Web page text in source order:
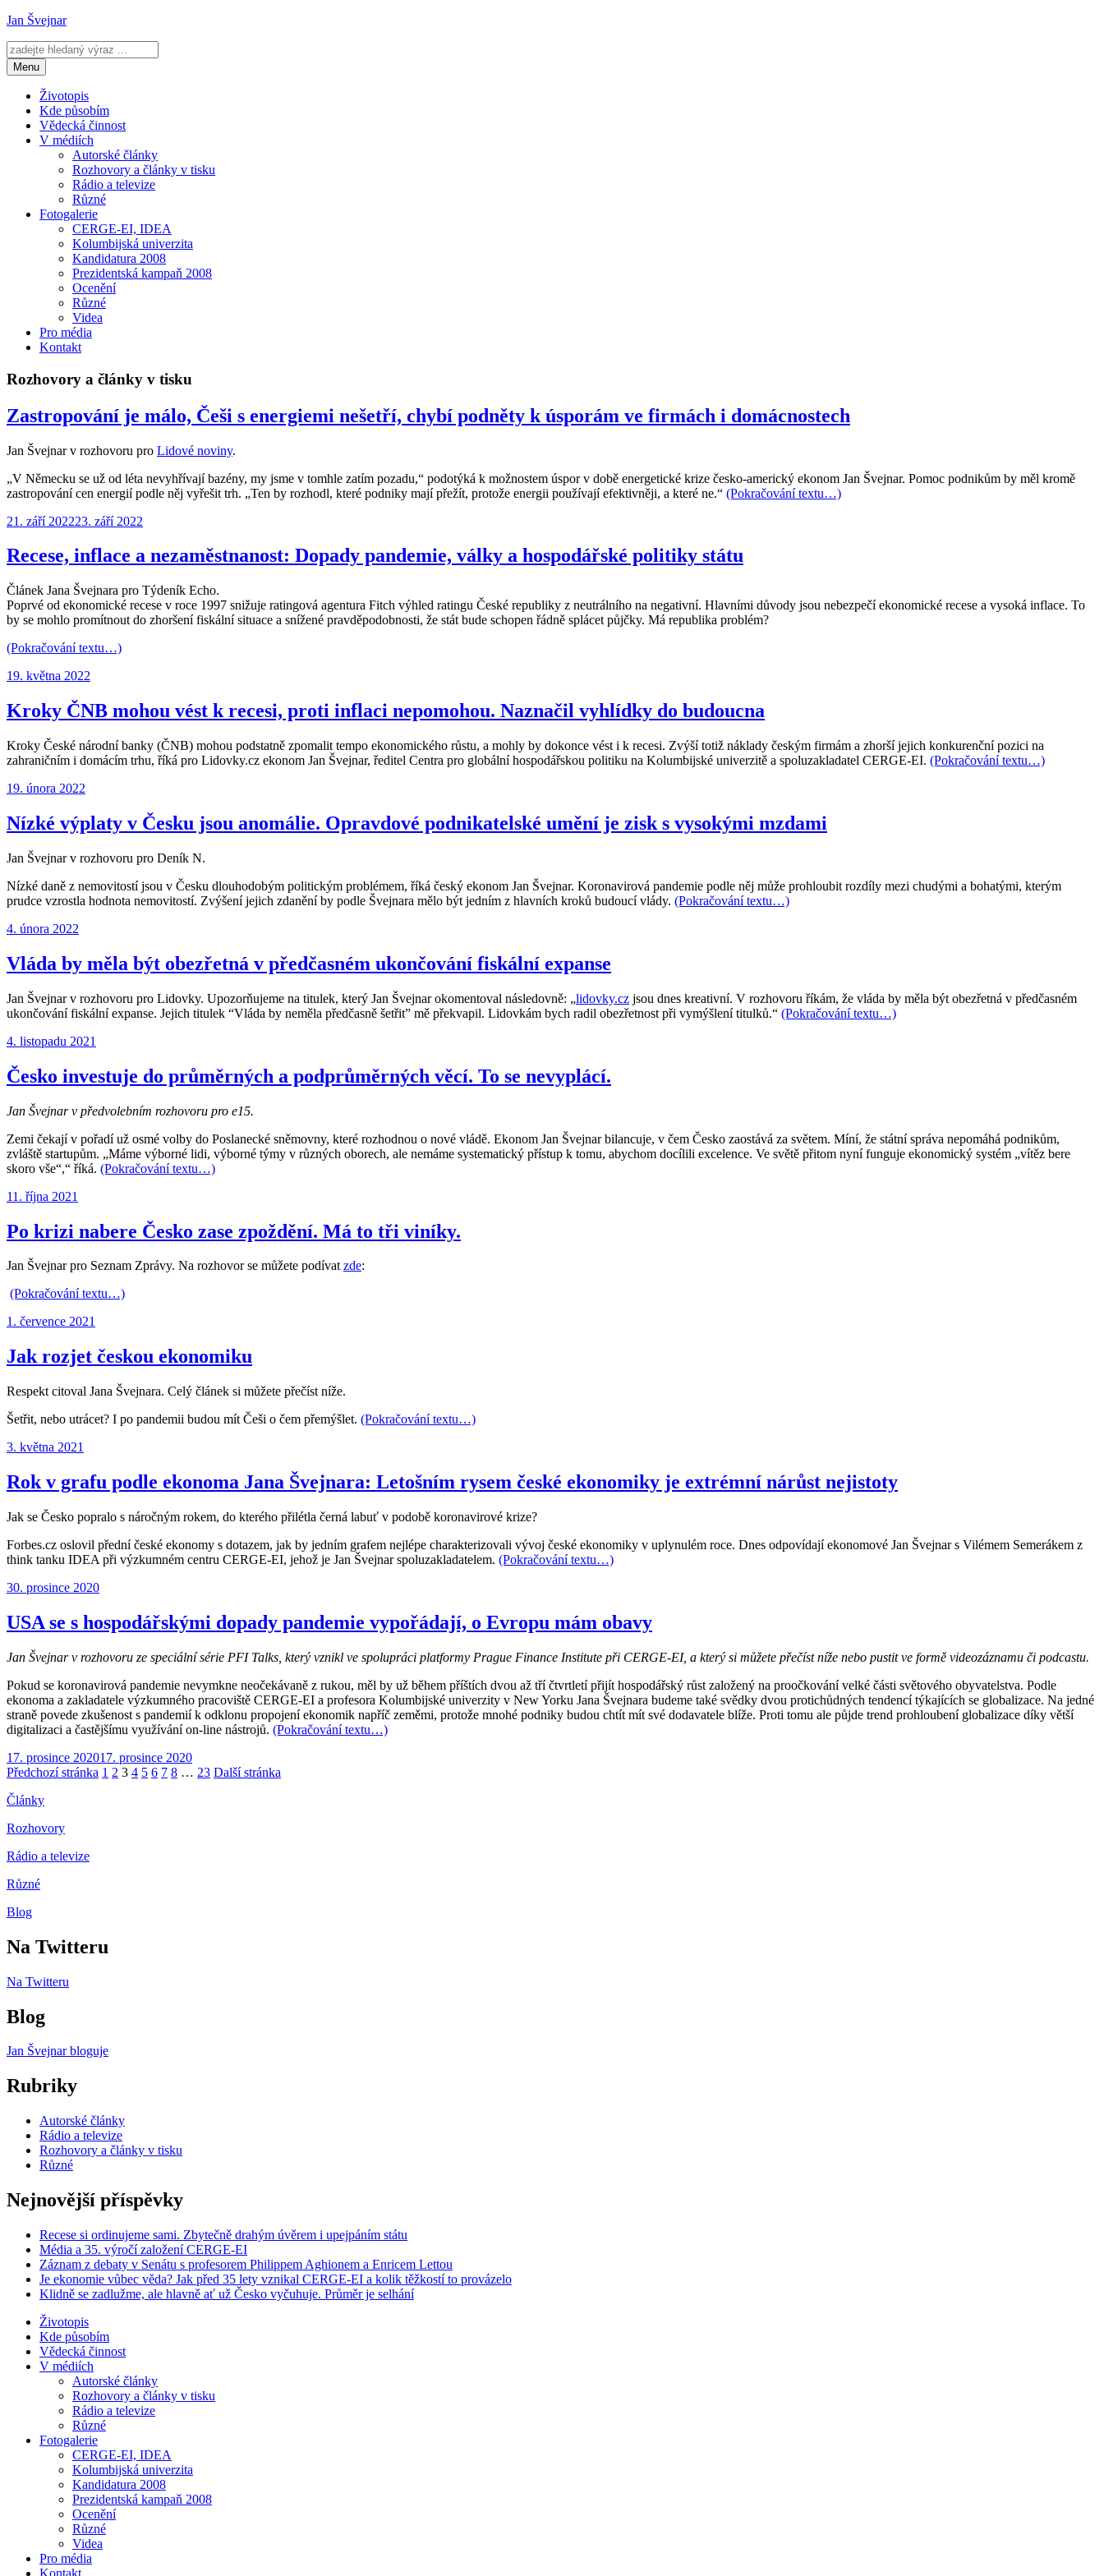
Přejít
obsahu
webu
Jan Švejnar
Menu
Životopis
Kde působím
Vědecká činnost
V médiích
Autorské články
Rozhovory a články v tisku
Rádio a televize
Různé
Fotogalerie
CERGE-EI, IDEA
Kolumbijská univerzita
Kandidatura 2008
Prezidentská kampaň 2008
Ocenění
Různé
Videa
Pro média
Kontakt
Rozhovory a články v tisku
Zastropování je málo, Češi s energiemi nešetří, chybí podněty k úsporám ve firmách i domácnostech
Jan Švejnar v rozhovoru pro Lidové noviny.
„V Německu se už od léta nevyhřívají bazény, my jsme v tomhle zatím pozadu,“ podotýká k možnostem úspor v době energetické krize česko-americký ekonom Jan Švejnar. Pomoc podnikům by měl kromě
zastropování cen energií podle něj vyřešit trh. „Ten by rozhodl, které podniky mají přežít, protože energii používají efektivněji, a které ne.“ (Pokračování textu…)
Publikováno:
21. září 202223. září 2022
Recese, inflace a nezaměstnanost: Dopady pandemie, války a hospodářské politiky státu
Článek Jana Švejnara pro Týdeník Echo.
Poprvé od ekonomické recese v roce 1997 snižuje ratingová agentura Fitch výhled ratingu České republiky z neutrálního na negativní. Hlavními důvody jsou nebezpečí ekonomické recese a vysoká inflace. To
by se mohlo promítnout do zhoršení fiskální situace a snížené pravděpodobnosti, že stát bude schopen řádně splácet půjčky. Má republika problém?
(Pokračování textu…)
Publikováno:
19. května 2022
Kroky ČNB mohou vést k recesi, proti inflaci nepomohou. Naznačil vyhlídky do budoucna
Kroky České národní banky (ČNB) mohou podstatně zpomalit tempo ekonomického růstu, a mohly by dokonce vést i k recesi. Zvýší totiž náklady českým firmám a zhorší jejich konkurenční pozici na
zahraničním i domácím trhu, říká pro Lidovky.cz ekonom Jan Švejnar, ředitel Centra pro globální hospodářskou politiku na Kolumbijské univerzitě a spoluzakladatel CERGE-EI. (Pokračování textu…)
Publikováno:
19. února 2022
Nízké výplaty v Česku jsou anomálie. Opravdové podnikatelské umění je zisk s vysokými mzdami
Jan Švejnar v rozhovoru pro Deník N.
Nízké daně z nemovitostí jsou v Česku dlouhodobým politickým problémem, říká český ekonom Jan Švejnar. Koronavirová pandemie podle něj může prohloubit rozdíly mezi chudými a bohatými, kterým
prudce vzrostla hodnota nemovitostí. Zvýšení jejich zdanění by podle Švejnara mělo být jedním z hlavních kroků budoucí vlády. (Pokračování textu…)
Publikováno:
4. února 2022
Vláda by měla být obezřetná v předčasném ukončování fiskální expanse
Jan Švejnar v rozhovoru pro Lidovky. Upozorňujeme na titulek, který Jan Švejnar okomentoval následovně: „lidovky.cz jsou dnes kreativní. V rozhovoru říkám, že vláda by měla být obezřetná v předčasném
ukončování fiskální expanse. Jejich titulek “Vláda by neměla předčasně šetřit” mě překvapil. Lidovkám bych radil obezřetnost při vymýšlení titulků.“ (Pokračování textu…)
Publikováno:
4. listopadu 2021
Česko investuje do průměrných a podprůměrných věcí. To se nevyplácí.
Jan Švejnar v předvolebním rozhovoru pro e15.
Zemi čekají v pořadí už osmé volby do Poslanecké sněmovny, které rozhodnou o nové vládě. Ekonom Jan Švejnar bilancuje, v čem Česko zaostává za světem. Míní, že státní správa nepomáhá podnikům,
zvláště startupům. „Máme výborné lidi, výborné týmy v různých oborech, ale nemáme systematický přístup k tomu, abychom docílili excelence. Ve světě přitom nyní funguje ekonomický systém „vítěz bere
skoro vše“,“ říká. (Pokračování textu…)
Publikováno:
11. října 2021
Po krizi nabere Česko zase zpoždění. Má to tři viníky.
Jan Švejnar pro Seznam Zprávy. Na rozhovor se můžete podívatzde:
(Pokračování textu…)
Publikováno:
1. července 2021
Jak rozjet českou ekonomiku
Respekt citoval Jana Švejnara. Celý článek si můžete přečíst níže.
Šetřit, nebo utrácet? I po pandemii budou mít Češi o čem přemýšlet. (Pokračování textu…)
Publikováno:
3. května 2021
Rok v grafu podle ekonoma Jana Švejnara: Letošním rysem české ekonomiky je extrémní nárůst nejistoty
Jak se Česko popralo s náročným rokem, do kterého přilétla černá labuť v podobě koronavirové krize?
Forbes.cz oslovil přední české ekonomy s dotazem, jak by jedním grafem nejlépe charakterizovali vývoj české ekonomiky v uplynulém roce. Dnes odpovídají ekonomové Jan Švejnar s Vilémem Semerákem z
think tanku IDEA při výzkumném centru CERGE-EI, jehož je Jan Švejnar spoluzakladatelem. (Pokračování textu…)
Publikováno:
30. prosince 2020
USA se s hospodářskými dopady pandemie vypořádají, o Evropu mám obavy
Jan Švejnar v rozhovoru ze speciální série PFI Talks, který vznikl ve spolupráci platformy Prague Finance Institute při CERGE-EI, a který si můžete přečíst níže nebo pustit ve formě videozáznamu či podcastu.
Pokud se koronavirová pandemie nevymkne neočekávaně z rukou, měl by už během příštích dvou až tří čtvrtletí přijít hospodářský růst založený na proočkování velké části světového obyvatelstva. Podle
ekonoma a zakladatele výzkumného pracoviště CERGE-EI a profesora Kolumbijské univerzity v New Yorku Jana Švejnara budeme také svědky dvou protichůdných tendencí týkajících se globalizace. Na jedné
straně povede zkušenost s pandemií k odklonu propojení ekonomik napříč zeměmi, protože mnohé podniky budou chtít mít své dodavatele blíže. Proti tomu ale půjde trend prohloubení globalizace díky větší
digitalizaci a častějšímu využívání on-line nástrojů. (Pokračování textu…)
Publikováno:
17. prosince 202017. prosince 2020
Stránkování
příspěvků
Předchozí stránka Stránka:
1 Stránka:
2 Stránka:
3 Stránka:
4 Stránka:
5 Stránka:
6 Stránka:
7 Stránka:
8 … Stránka:
23 Další stránka
Články
Rozhovory
Rádio a televize
Různé
Blog
Na Twitteru
Na Twitteru
Blog
Jan Švejnar bloguje
Rubriky
Autorské články
Rádio a televize
Rozhovory a články v tisku
Různé
Nejnovější příspěvky
Recese si ordinujeme sami. Zbytečně drahým úvěrem i upejpáním státu
Média a 35. výročí založení CERGE-EI
Záznam z debaty v Senátu s profesorem Philippem Aghionem a Enricem Lettou
Je ekonomie vůbec věda? Jak před 35 lety vznikal CERGE-EI a kolik těžkostí to provázelo
Klidně se zadlužme, ale hlavně ať už Česko vyčuhuje. Průměr je selhání
Životopis
Kde působím
Vědecká činnost
V médiích
Autorské články
Rozhovory a články v tisku
Rádio a televize
Různé
Fotogalerie
CERGE-EI, IDEA
Kolumbijská univerzita
Kandidatura 2008
Prezidentská kampaň 2008
Ocenění
Různé
Videa
Pro média
Kontakt